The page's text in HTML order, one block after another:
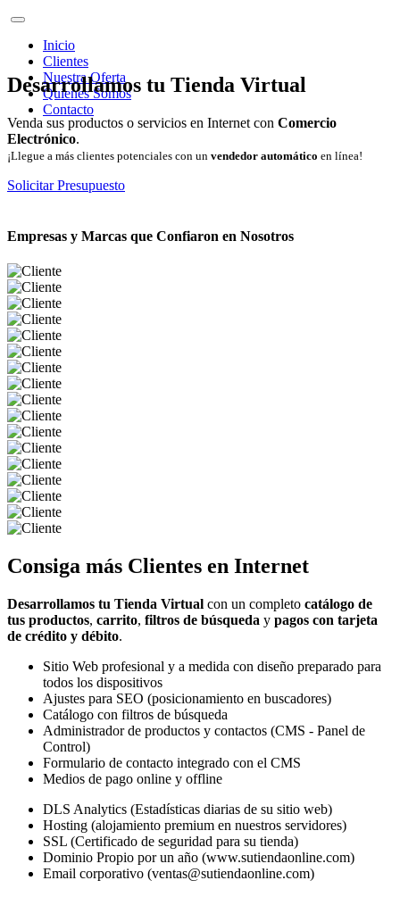
Inicio
Clientes
Nuestra Oferta
Quienes Somos
Contacto
Desarrollamos tu Tienda Virtual
Venda sus productos o servicios en Internet con Comercio
Electrónico.
¡Llegue a más clientes potenciales con un vendedor automático en línea!
Solicitar Presupuesto
Empresas y Marcas que Confiaron en Nosotros
Consiga más Clientes en Internet
Desarrollamos tu Tienda Virtual con un completo catálogo de
tus productos, carrito, filtros de búsqueda y pagos con tarjeta
de crédito y débito.
Sitio Web profesional y a medida con diseño preparado para
todos los dispositivos
Ajustes para SEO (posicionamiento en buscadores)
Catálogo con filtros de búsqueda
Administrador de productos y contactos (CMS - Panel de
Control)
Formulario de contacto integrado con el CMS
Medios de pago online y offline
DLS Analytics (Estadísticas diarias de su sitio web)
Hosting (alojamiento premium en nuestros servidores)
SSL (Certificado de seguridad para su tienda)
Dominio Propio por un año (www.sutiendaonline.com)
Email corporativo (ventas@sutiendaonline.com)